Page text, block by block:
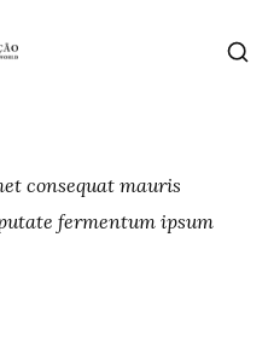
consequat mauris
fermentum ipsum